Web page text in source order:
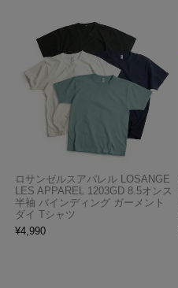
ロサンゼルスアパレル LOSANGE
LES APPAREL 1203GD 8.5オンス
半袖 バインディング ガーメント
ダイ Tシャツ
¥4,990